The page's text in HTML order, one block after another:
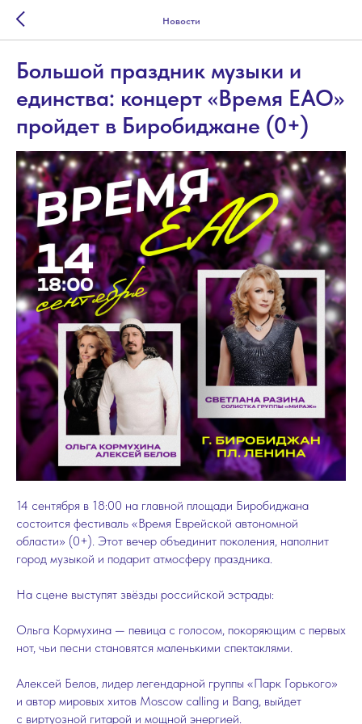
Новости
Большой праздник музыки и
единства: концерт «Время ЕАО»
пройдет в Биробиджане (0+)
14 сентября в 18:00 на главной площади Биробиджана
состоится фестиваль «Время Еврейской автономной
области» (0+). Этот вечер объединит поколения, наполнит
город музыкой и подарит атмосферу праздника.
На сцене выступят звёзды российской эстрады:
Ольга Кормухина — певица с голосом, покоряющим с первых
нот, чьи песни становятся маленькими спектаклями.
Алексей Белов, лидер легендарной группы «Парк Горького»
и автор мировых хитов Moscow calling и Bang, выйдет
с виртуозной гитарой и мощной энергией.